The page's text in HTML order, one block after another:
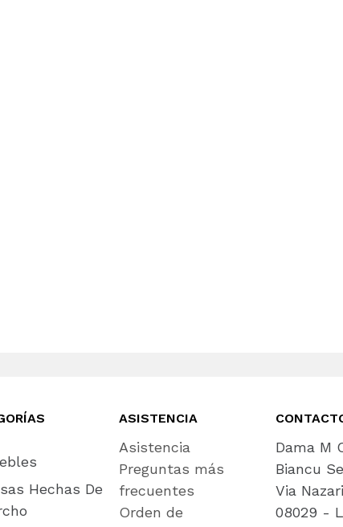
Hechas De
ASISTENCIA
Asistencia
Preguntas más
frecuentes
Orden de
Dama M
Biancu
Via
08029 -